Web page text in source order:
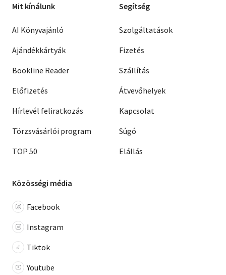
Mit kínálunk
AI Könyvajánló
Ajándékkártyák
Bookline Reader
Előfizetés
Hírlevél feliratkozás
Törzsvásárlói program
TOP 50
Segítség
Szolgáltatások
Fizetés
Szállítás
Átvevőhelyek
Kapcsolat
Súgó
Elállás
Közösségi média
Facebook
Instagram
Tiktok
Youtube